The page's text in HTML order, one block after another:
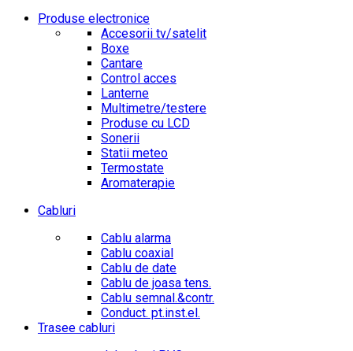
Produse electronice
Accesorii tv/satelit
Boxe
Cantare
Control acces
Lanterne
Multimetre/testere
Produse cu LCD
Sonerii
Statii meteo
Termostate
Aromaterapie
Cabluri
Cablu alarma
Cablu coaxial
Cablu de date
Cablu de joasa tens.
Cablu semnal.&contr.
Conduct. pt.inst.el.
Trasee cabluri